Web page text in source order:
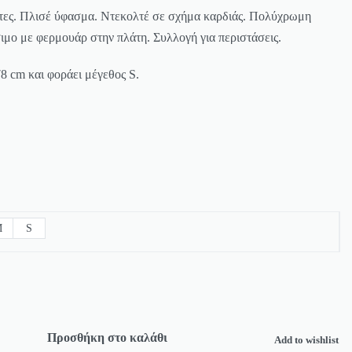
Πλισέ ύφασμα. Ντεκολτέ σε σχήμα καρδιάς. Πολύχρωμη
με φερμουάρ στην πλάτη. Συλλογή για περιστάσεις.
cm και φοράει μέγεθος S.
S
Προσθήκη στο καλάθι Add to wishlist